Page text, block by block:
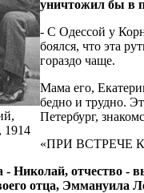
уничтожил бы в
- С Одессой у
боялся, что эта
гораздо чаще.
Мама его,
бедно и трудно.
Петербург,
«ПРИ ВСТРЕЧЕ
Николай, отчество
отца, Эммануила